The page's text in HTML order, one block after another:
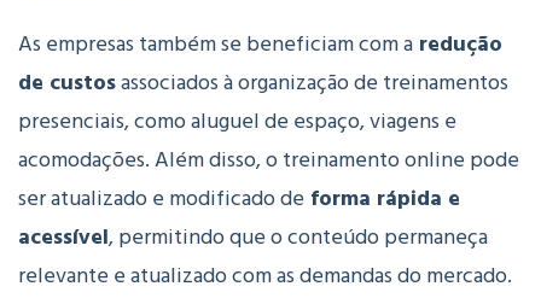
As empresas também se beneficiam com a redução
de custosassociados à organização de treinamentos
presenciais, como aluguel de espaço, viagens e
acomodações. Além disso, o treinamento online pode
ser atualizado e modificado de forma rápida e
acessível, permitindo que o conteúdo permaneça
relevante e atualizado com as demandas do mercado.